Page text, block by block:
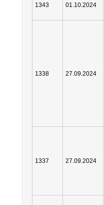
1343 01.10.2024
1338 27.09.2024
1337 27.09.2024